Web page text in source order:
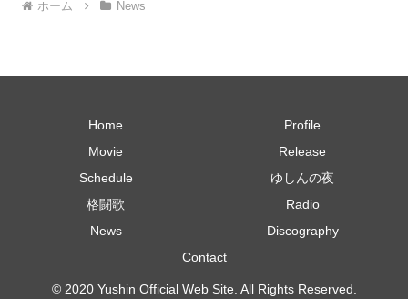
ホーム News
Home
Profile
Movie
Release
Schedule
ゆしんの夜
格闘歌
Radio
News
Discography
Contact
© 2020 Yushin Official Web Site. All Rights Reserved.